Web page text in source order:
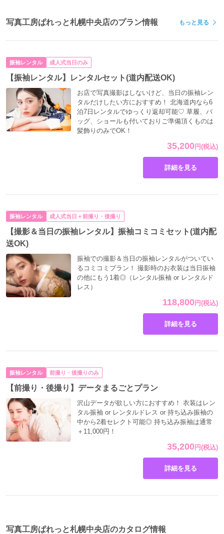
写真工房ぱれっと札幌中央店のプラン情報 もっと見る
振袖レンタル 成人式当日のみ
【振袖レンタル】レンタルセット(道内配送OK)
35,200 円(税込)
お店で写真撮影はしないけど、当日の振袖レン
タルだけしたい方におすすめ！ 北海道内なら6
泊7日レンタルでゆっくり返却可能♡ 草履、バ
ッグ、ショールも付いておりご準備頂くものは
髪飾りのみでOK！
詳細を見る
振袖レンタル 成人式当日＋前撮り・後撮り
【撮影＆当日の振袖レンタル】振袖コミコミセット(道内配
送OK)
118,800 円(税込)
振袖での撮影＆当日の振袖レンタルがついてい
るコミコミプラン！ 撮影時のお衣装は当日振袖
の他にもう1着◎（レンタル振袖 or レンタルド
レス）
詳細を見る
振袖レンタル 前撮り・後撮りのみ
【前撮り・後撮り】データまるごとプラン
35,200 円(税込)
沢山データが欲しい方におすすめ！ 衣装はレン
タル振袖 or レンタルドレス or 持ち込み振袖の
中から2着セレクト可能◎ 持ち込み振袖は通常
＋11,000円！
詳細を見る
写真工房ぱれっと札幌中央店のカタログ情報